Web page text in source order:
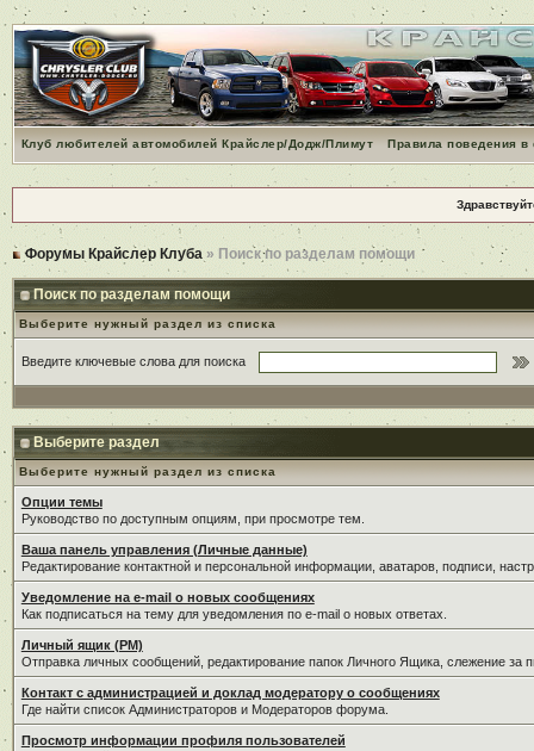
Клуб любителей автомобилей Крайслер/Додж/Плимут Правила поведения
Форумы Крайслер Клуба » Поиск по разделам помощи
Поиск по разделам помощи
Выберите нужный раздел из списка
Введите ключевые слова для поиска
Выберите раздел
Выберите нужный раздел из списка
Опции темы
Руководство по доступным опциям, при просмотре тем.
Ваша панель управления (Личные данные)
Редактирование контактной и персональной информации, аватаров, подписи,
Уведомление на e-mail о новых сообщениях
Как подписаться на тему для уведомления по e-mail о новых ответах.
Личный ящик (PM)
Отправка личных сообщений, редактирование папок Личного Ящика, слежение
Контакт с администрацией и доклад модератору о сообщениях
Где найти список Администраторов и Модераторов форума.
Просмотр информации профиля пользователей